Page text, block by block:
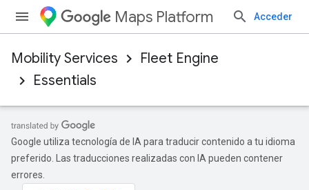
Maps Platform Acceder
Mobility Services
Fleet Engine
Essentials
Google utiliza tecnología de IA para traducir contenido a tu idioma
preferido. Las traducciones realizadas con IA pueden contener
errores.